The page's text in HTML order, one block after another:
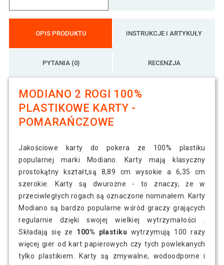
OPIS PRODUKTU INSTRUKCJE I ARTYKUŁY
PYTANIA (0) RECENZJA
MODIANO 2 ROGI 100%
PLASTIKOWE KARTY -
POMARAŃCZOWE
Jakościowe karty do pokera ze 100% plastiku
popularnej marki Modiano. Karty mają klasyczny
prostokątny kształt,są 8,89 cm wysokie a 6,35 cm
szerokie. Karty są dwurożne - to znaczy, że w
przeciwległych rogach są oznaczone nominałem. Karty
Modiano są bardzo popularne wśród graczy grających
regularnie dzięki swojej wielkiej wytrzymałości .
Składają się ze 100% plastiku wytrzymują 100 razy
więcej gier od kart papierowych czy tych powlekanych
tylko plastikiem. Karty są zmywalne, wodoodporne i